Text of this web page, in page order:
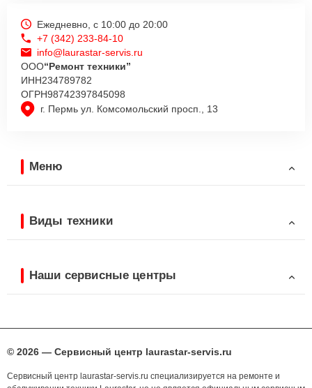
г. Пермь ул. Комсомольский просп., 13
Ежедневно, с 10:00 до 20:00
+7 (342) 233-84-10
info@laurastar-servis.ru
ООО“Ремонт техники”
ИНН234789782
ОГРН98742397845098
Меню
Виды техники
Наши сервисные центры
© 2026 — Сервисный центр laurastar-servis.ru
Сервисный центр laurastar-servis.ru специализируется на ремонте и